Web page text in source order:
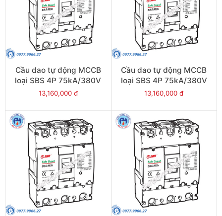
Cầu dao tự động MCCB
loại SBS 4P 75kA/380V
630A - Model
13,160,000 đ
Cầu dao tự động MCCB
loại SBS 4P 75kA/380V
500A - Model
13,160,000 đ